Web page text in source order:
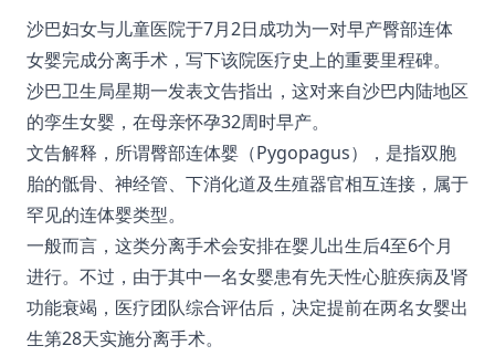
沙巴妇女与儿童医院于7月2日成功为一对早产臀部连体
女婴完成分离手术，写下该院医疗史上的重要里程碑。
沙巴卫生局星期一发表文告指出，这对来自沙巴内陆地区
的孪生女婴，在母亲怀孕32周时早产。
文告解释，所谓臀部连体婴（Pygopagus），是指双胞
胎的骶骨、神经管、下消化道及生殖器官相互连接，属于
罕见的连体婴类型。
一般而言，这类分离手术会安排在婴儿出生后4至6个月
进行。不过，由于其中一名女婴患有先天性心脏疾病及肾
功能衰竭，医疗团队综合评估后，决定提前在两名女婴出
生第28天实施分离手术。